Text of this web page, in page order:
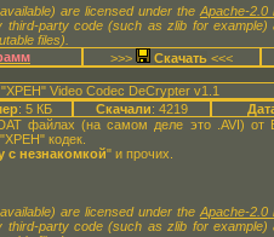
are licensed under the Apache-2.0
third-party code (such as zlib for example)
files).
>>> <<<
Video Codec DeCrypter v1.1
: 5 КБ Скачали: 4219
файлах (на самом деле это .AVI) от
кодек.
с незнакомкой" и прочих.
are licensed under the Apache-2.0
third-party code (such as zlib for example)